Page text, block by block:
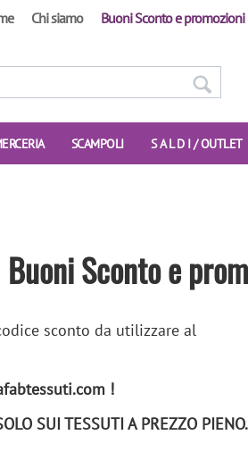
Chi siamo Buoni Sconto e promozioni
SCAMPOLI S A L D I / OUTLET
Buoni Sconto e
sconto da utilizzare al
!
SUI TESSUTI A PREZZO PIENO.